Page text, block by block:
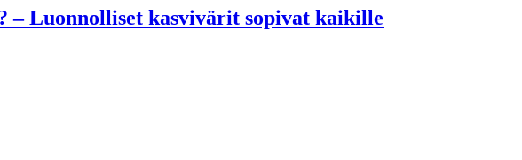
– Luonnolliset kasvivärit sopivat kaikille